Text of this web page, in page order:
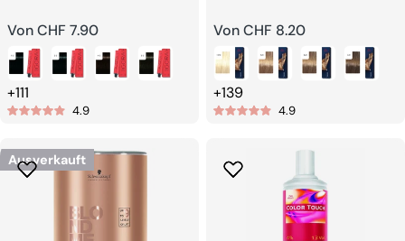
Regulärer
Preis
Von CHF 7.90
+111
4.9
Regulärer
Preis
Von CHF 8.20
+139
4.9
Ausverkauft